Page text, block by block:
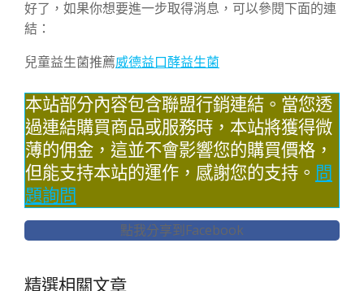
好了，如果你想要進一步取得消息，可以參閱下面的連
結：
兒童益生菌推薦威德益口酵益生菌
本站部分內容包含聯盟行銷連結。當您透
過連結購買商品或服務時，本站將獲得微
薄的佣金，這並不會影響您的購買價格，
但能支持本站的運作，感謝您的支持。 問
題詢問
點我分享到Facebook
精選相關文章